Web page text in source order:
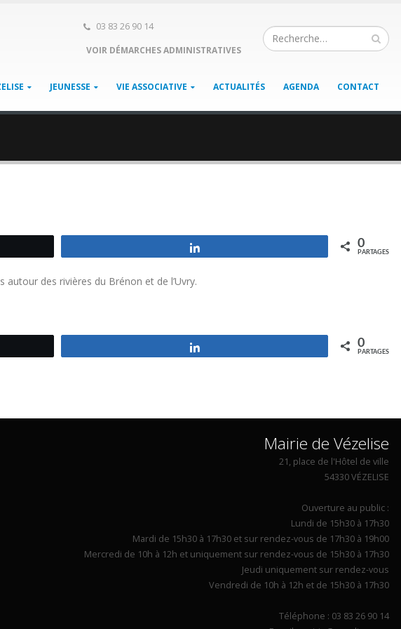
03 83 26 90 14
VOIR DÉMARCHES ADMINISTRATIVES
JEUNESSE VIE ASSOCIATIVE ACTUALITÉS AGENDA CONTACT
0
PARTAGES
des rivières du Brénon et de l’Uvry.
0
PARTAGES
Mairie de Vézelise
21, place de l'Hôtel de ville
54330 VÉZELISE
Ouverture au public :
Lundi de 15h30 à 17h30
Mardi de 15h30 à 17h30 et sur rendez-vous de 17h30 à 19h00
Mercredi de 10h à 12h et uniquement sur rendez-vous de 15h30 à 17h30
Jeudi uniquement sur rendez-vous
Vendredi de 10h à 12h et de 15h30 à 17h30
Téléphone : 03 83 26 90 14